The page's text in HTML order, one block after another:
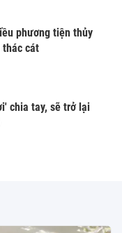
phương tiện thủy
cát
chia tay, sẽ trở lại